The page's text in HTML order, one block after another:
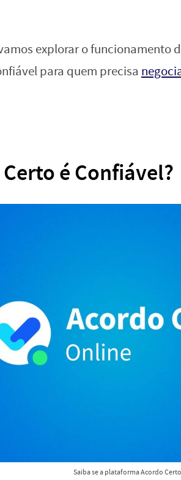
explorar o funcionamento
para quem precisa
é Confiável?
Saiba se a plataforma Acordo